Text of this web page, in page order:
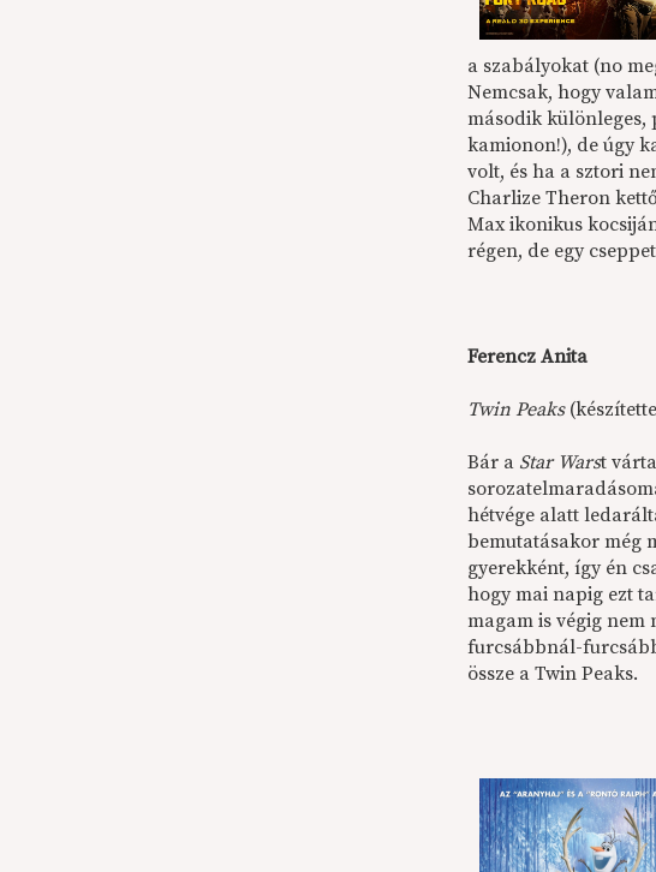
a szabályokat (no
Nemcsak, hogy
második
kamionon!), de úgy
volt, és ha a sztori
Charlize Theron
Max ikonikus
régen, de egy
Ferencz Anita
Twin Peaks
Bár a Star Warst
hétvége alatt
bemutatásakor még
gyerekként, így én
hogy mai napig ezt
magam is végig
furcsábbnál-
össze a Twin Peaks.